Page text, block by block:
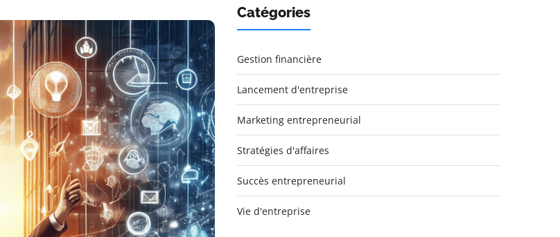
Catégories
Gestion financière
Lancement d'entreprise
Marketing entrepreneurial
Stratégies d'affaires
Succès entrepreneurial
Vie d'entreprise